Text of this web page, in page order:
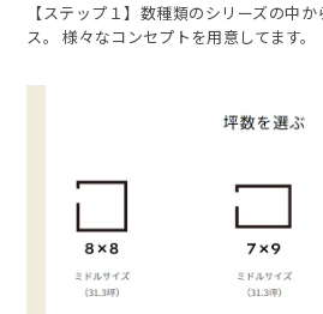
【ステップ１】数種類のシリーズの中
ス。 様々なコンセプトを用意してます。